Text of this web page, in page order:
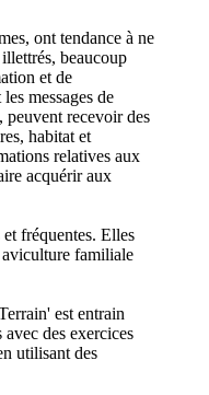
ont tendance à ne
beaucoup
et de
messages de
peuvent recevoir des
habitat et
relatives aux
acquérir aux
fréquentes. Elles
aviculture familiale
est entrain
des exercices
utilisant des